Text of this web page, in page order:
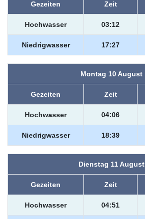
Gezeiten Zeit
Hochwasser 03:12
Niedrigwasser 17:27
Montag 10 August
Gezeiten Zeit
Hochwasser 04:06
Niedrigwasser 18:39
Dienstag 11 August
Gezeiten Zeit
Hochwasser 04:51